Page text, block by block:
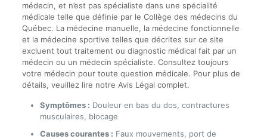
médecin, et n’est pas spécialiste dans une spécialité
médicale telle que définie par le Collège des médecins du
Québec. La médecine manuelle, la médecine fonctionnelle
et la médecine sportive telles que décrites sur ce site
excluent tout traitement ou diagnostic médical fait par un
médecin ou un médecin spécialiste. Consultez toujours
votre médecin pour toute question médicale. Pour plus de
détails, veuillez lire notre Avis Légal complet.
Symptômes : Douleur en bas du dos, contractures
musculaires, blocage
Causes courantes : Faux mouvements, port de